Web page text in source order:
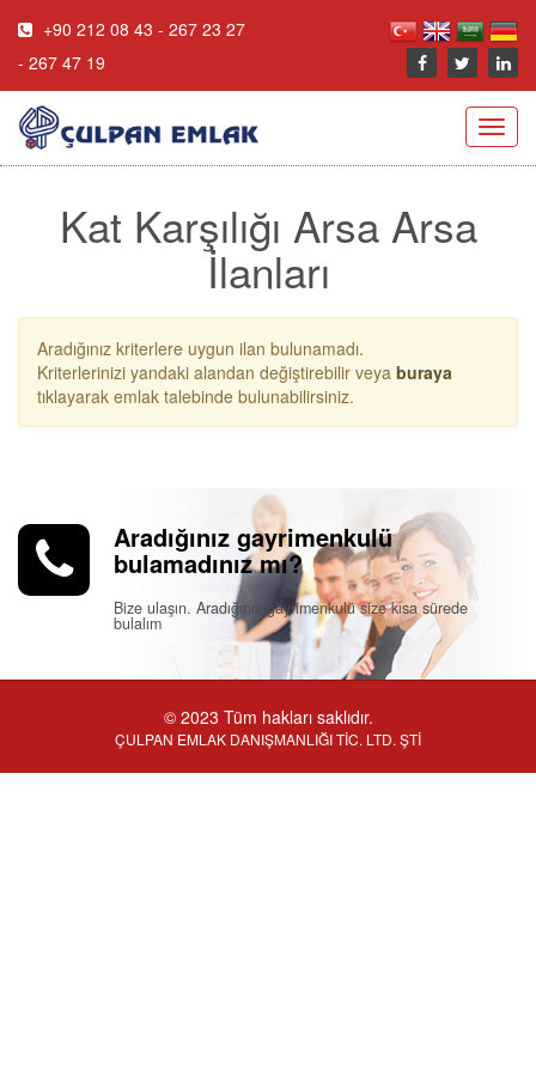
+90 212 08 43 - 267 23 27
- 267 47 19
Kat Karşılığı Arsa Arsa
İlanları
Aradığınız kriterlere uygun ilan bulunamadı.
Kriterlerinizi yandaki alandan değiştirebilir veya buraya
tıklayarak emlak talebinde bulunabilirsiniz.
Aradığınız gayrimenkulü
bulamadınız mı?
Bize ulaşın. Aradığınız gayrimenkulü size kısa sürede
bulalım
© 2023 Tüm hakları saklıdır.
ÇULPAN EMLAK DANIŞMANLIĞI TİC. LTD. ŞTİ